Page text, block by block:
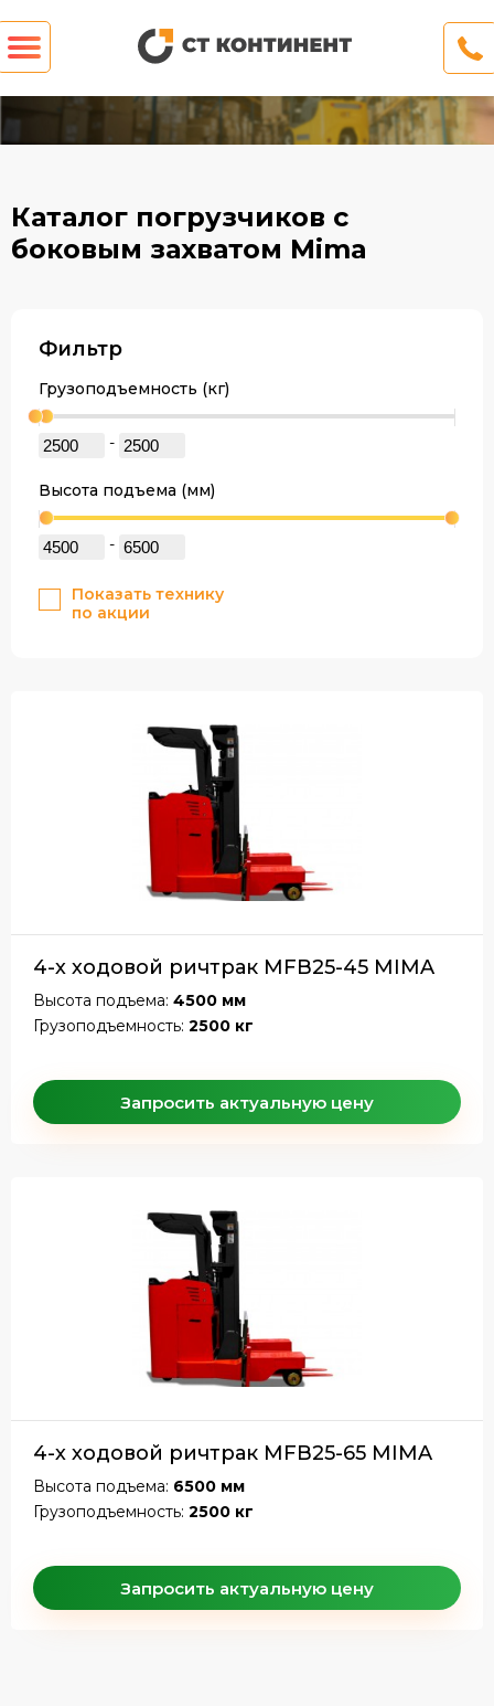
Каталог погрузчиков с
боковым захватом Mima
Фильтр
Грузоподъемность (кг)
-
Высота подъема (мм)
-
Показать технику
по акции
4-х ходовой ричтрак MFB25-45 MIMA
Высота подъема: 4500 мм
Грузоподъемность: 2500 кг
Запросить актуальную цену
4-х ходовой ричтрак MFB25-65 MIMA
Высота подъема: 6500 мм
Грузоподъемность: 2500 кг
Запросить актуальную цену